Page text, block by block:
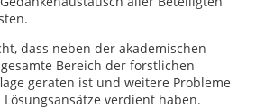
dass neben der akademischen
Bereich der forstlichen
geraten ist und weitere Probleme
verdient haben.